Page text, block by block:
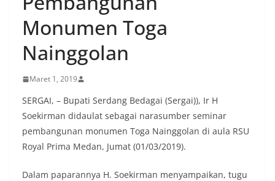
Monumen Toga
Nainggolan
Maret 1, 2019
SERGAI, – Bupati Serdang Bedagai (Sergai)), Ir H
Soekirman didaulat sebagai narasumber seminar
pembangunan monumen Toga Nainggolan di aula RSU
Royal Prima Medan, Jumat (01/03/2019).
Dalam paparannya H. Soekirman menyampaikan, tugu